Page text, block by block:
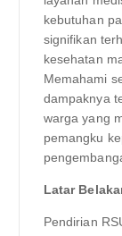
kebutuhan
signifikan
kesehatan
Memahami
dampaknya
warga yang
pemangku
Latar
Pendirian